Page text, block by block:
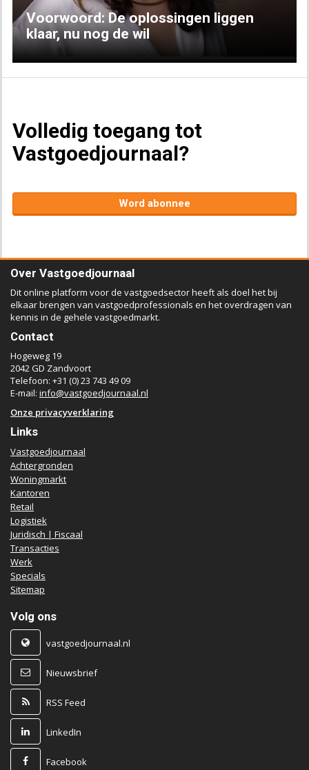
Voorwoord: De oplossingen liggen
klaar, nu nog de wil
Volledig toegang tot
Vastgoedjournaal?
Word abonnee
Over Vastgoedjournaal
Dit online platform voor de vastgoedsector heeft als doel het bij
elkaar brengen van vastgoedprofessionals en het overdragen van
kennis in de gehele vastgoedmarkt.
Contact
Hogeweg 19
2042 GD Zandvoort
Telefoon: +31 (0) 23 743 49 09
E-mail: info@vastgoedjournaal.nl
Onze privacyverklaring
Links
Vastgoedjournaal
Achtergronden
Woningmarkt
Kantoren
Retail
Logistiek
Juridisch | Fiscaal
Transacties
Werk
Specials
Sitemap
Volg ons
vastgoedjournaal.nl
Nieuwsbrief
RSS Feed
LinkedIn
Facebook